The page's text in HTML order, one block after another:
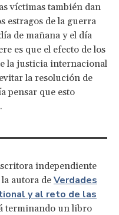
víctimas también dan
estragos de la guerra
de mañana y el día
es que el efecto de los
la justicia internacional
la resolución de
pensar que esto
independiente
autora de Verdades
y al reto de las
terminando un libro